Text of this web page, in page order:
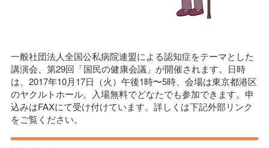
一般社団法人全国公私病院連盟による認知症をテーマとした
講演会、第29回「国民の健康会議」が開催されます。日時
は、2017年10月17日（火）午後1時〜5時、会場は東京都港区
のヤクルトホール。入場無料でどなたでも参加できます。申
込みはFAXにて受け付けています。詳しくは下記外部リンク
をご覧ください。